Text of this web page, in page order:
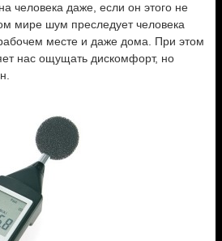
человека даже, если он этого не
мире шум преследует человека
месте и даже дома. При этом
нас ощущать дискомфорт, но